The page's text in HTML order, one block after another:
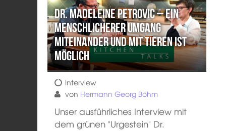
Dr. Madeleine Petrovic – Ein
menschlicherer Umgang
miteinander und mit Tieren ist
möglich
Interview
von Hermann Georg Böhm
Unser ausführliches Interview mit
dem grünen "Urgestein" Dr.